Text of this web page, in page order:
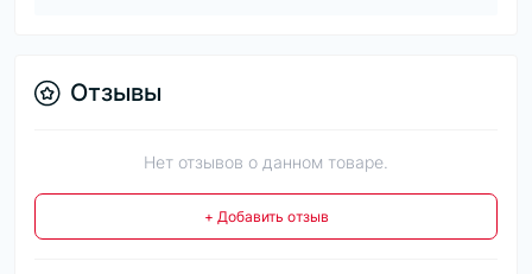
Отзывы
Нет отзывов о данном товаре.
+ Добавить отзыв